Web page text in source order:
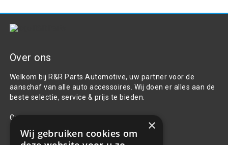
Over ons
Welkom bij R&R Parts Automotive, uw partner voor de
aanschaf van alle auto accessoires. Wij doen er alles aan de
beste selectie, service & prijs te bieden.
Contact
+31(0)85 486 83 17
×
Wij gebruiken cookies om